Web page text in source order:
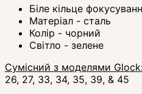
Біле кільце
Матеріал - сталь
Колір - чорний
Світло - зелене
Сумісний з моделями
26, 27, 33, 34, 35, 39, & 45